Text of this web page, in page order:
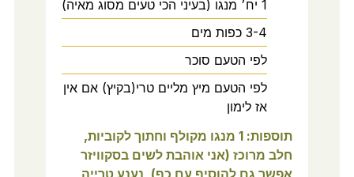
1 יח׳ מנגו (בעיני הכי טעים מסוג מאיה)
3-4 כפות מים
לפי הטעם סוכר
לפי הטעם מיץ מליים טרי(בקיץ) אם אין
אז לימון
תוספות: 1 מנגו מקולף וחתוך לקוביות,
חלב מרוכז (אני אוהבת לשים בסקוויזר
אפשר גם להוסיף עם כף), נענע טרייה,